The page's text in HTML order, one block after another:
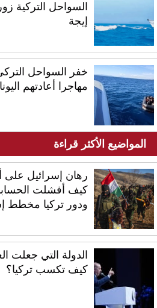
السواحل التركية
إيجة
مهاجرا أعادتهم
المواضيع الأكثر قراءة
رهان إسرائيل على
كيف أفشلت
ودور تركيا مخطط
الدولة التي جعلت
كيف تكسب تركيا؟